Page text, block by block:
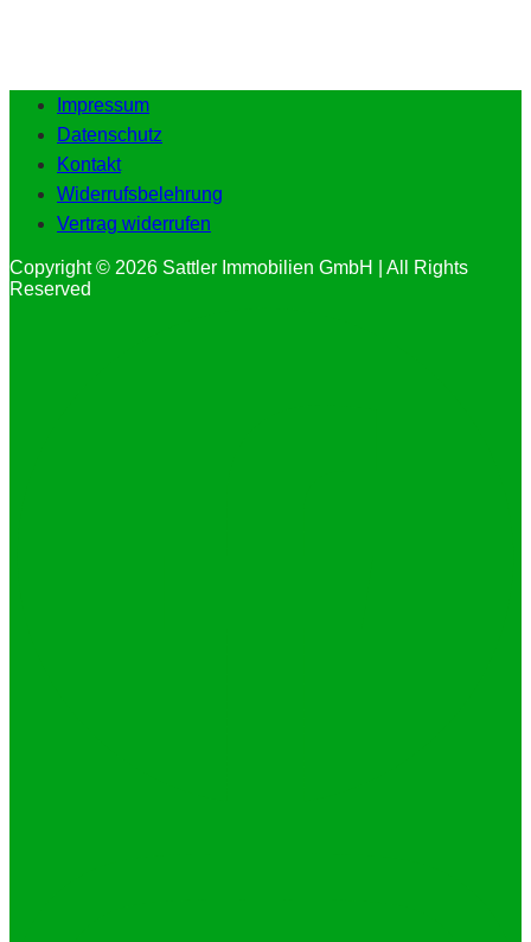
Impressum
Datenschutz
Kontakt
Widerrufsbelehrung
Vertrag widerrufen
Copyright © 2026 Sattler Immobilien GmbH | All Rights
Reserved